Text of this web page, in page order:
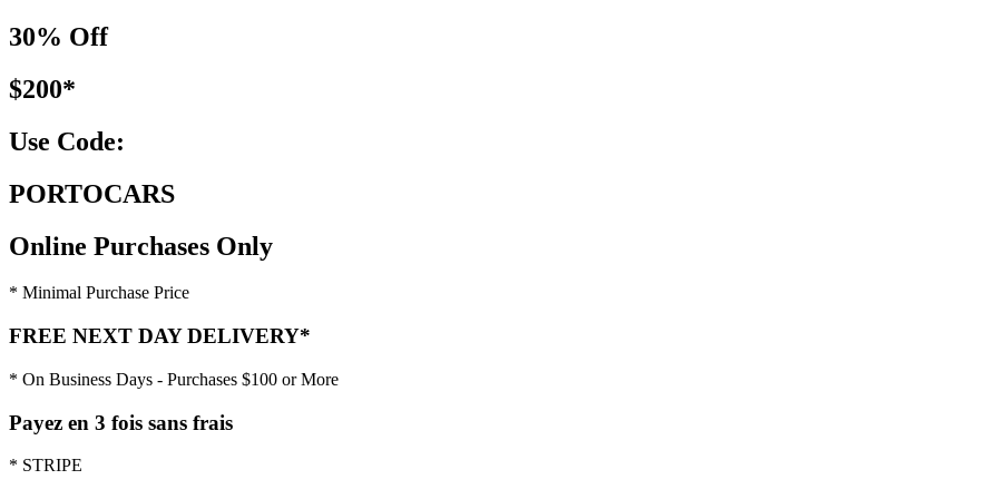
30% Off
$200*
Use Code:
PORTOCARS
Online Purchases Only
* Minimal Purchase Price
FREE NEXT DAY DELIVERY*
* On Business Days - Purchases $100 or More
Payez en 3 fois sans frais
* STRIPE